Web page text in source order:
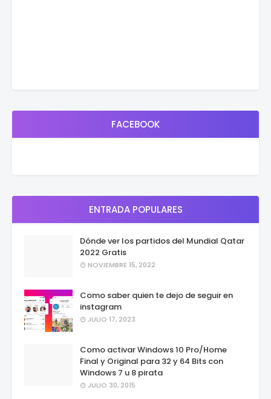
FACEBOOK
ENTRADA POPULARES
Dónde ver los partidos del Mundial Qatar
2022 Gratis
NOVIEMBRE 15, 2022
Como saber quien te dejo de seguir en
instagram
JULIO 17, 2023
Como activar Windows 10 Pro/Home
Final y Original para 32 y 64 Bits con
Windows 7 u 8 pirata
JULIO 30, 2015